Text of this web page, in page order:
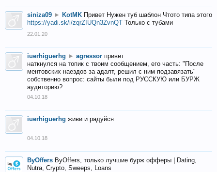
siniza09 ► KotMK Привет Нужен туб шаблон Чтото типа этого
https://yadi.sk/i/zqrZIUQn3ZvnQT Только с тубами
22.01.20
iuerhiguerhg ► agressor привет
наткнулся на топик с твоим сообщением, его часть: "После
ментовских наездов за адалт, решил с ним подзавязать"
собственно вопрос: сайты были под РУССКУЮ или БУРЖ
аудиторию?
04.10.18
iuerhiguerhg живи и радуйся
04.10.18
ByOffers ByOffers, только лучшие бурж офферы | Dating,
Nutra, Crypto, Sweeps, Loans